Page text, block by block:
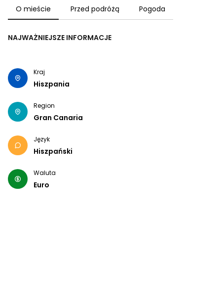
O mieście Przed podróżą Pogoda
NAJWAŻNIEJSZE INFORMACJE
Kraj
Hiszpania
Region
Gran Canaria
Język
Hiszpański
Waluta
Euro